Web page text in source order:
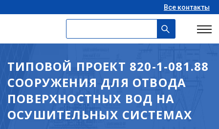
Все контакты
ТИПОВОЙ ПРОЕКТ 820-1-081.88
СООРУЖЕНИЯ ДЛЯ ОТВОДА
ПОВЕРХНОСТНЫХ ВОД НА
ОСУШИТЕЛЬНЫХ СИСТЕМАХ